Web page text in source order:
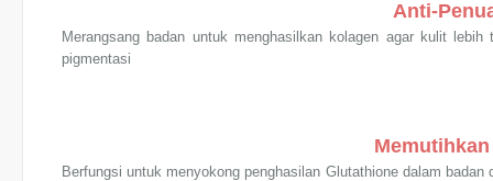
Anti-
Merangsang badan untuk menghasilkan kolagen agar kulit
pigmentasi
Berfungsi untuk menyokong penghasilan Glutathione dalam